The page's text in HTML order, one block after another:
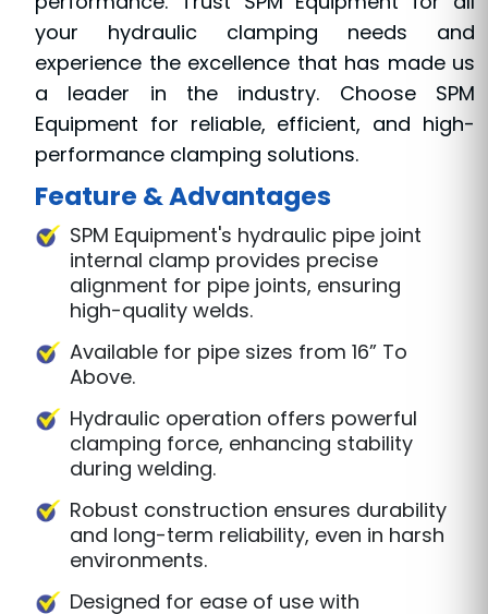
pipe alignment. These clamps are essential
for heavy-duty applications where precision
and stability are critical.
Recognized as a steelpipe joint internal
clamp hydraulic manufacturer,
we take
pride in our ability to deliver products that
meet the highest standards of quality and
performance. Trust SPM Equipment for all
your hydraulic clamping needs and
experience the excellence that has made us
a leader in the industry. Choose SPM
Equipment for reliable, efficient, and high-
performance clamping solutions.
Feature & Advantages
SPM Equipment's hydraulic pipe joint
alignment for pipe joints, ensuring
high-quality welds.